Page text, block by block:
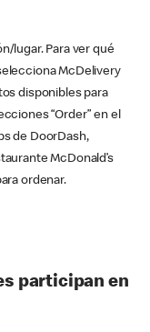
lugar. Para ver qué
McDelivery
disponibles para
“Order” en el
de DoorDash,
McDonald’s
ordenar.
participan en